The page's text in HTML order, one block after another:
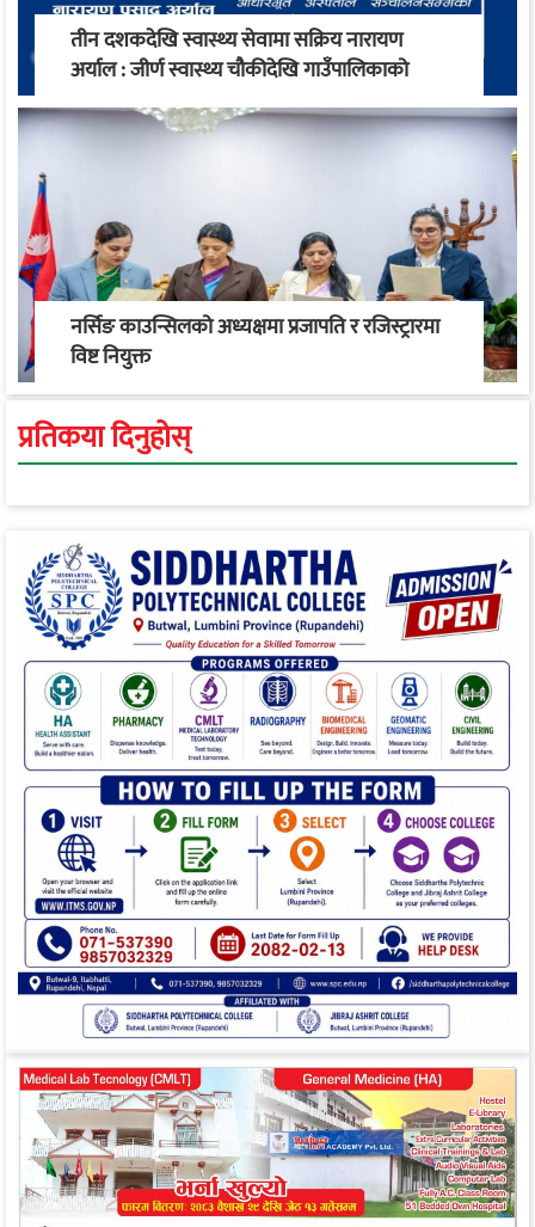
तीन दशकदेखि स्वास्थ्य सेवामा सक्रिय नारायण
अर्याल : जीर्ण स्वास्थ्य चौकीदेखि गाउँपालिकाको
स्वास्थ्य रूपान्तरण सम्म
नर्सिङ काउन्सिलको अध्यक्षमा प्रजापति र रजिस्ट्रारमा
विष्ट नियुक्त
प्रतिकया दिनुहोस्